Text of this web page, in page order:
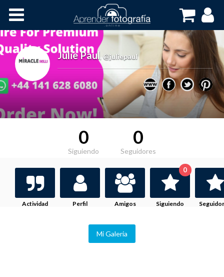
Cursos OnLine
Julie Paul @juliepaul
0
Siguiendo
0
Seguidores
Actividad Perfil Amigos Siguiendo
0
Mi Galeria